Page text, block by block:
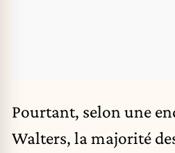
Pourtant, selon une
Walters, la majorité